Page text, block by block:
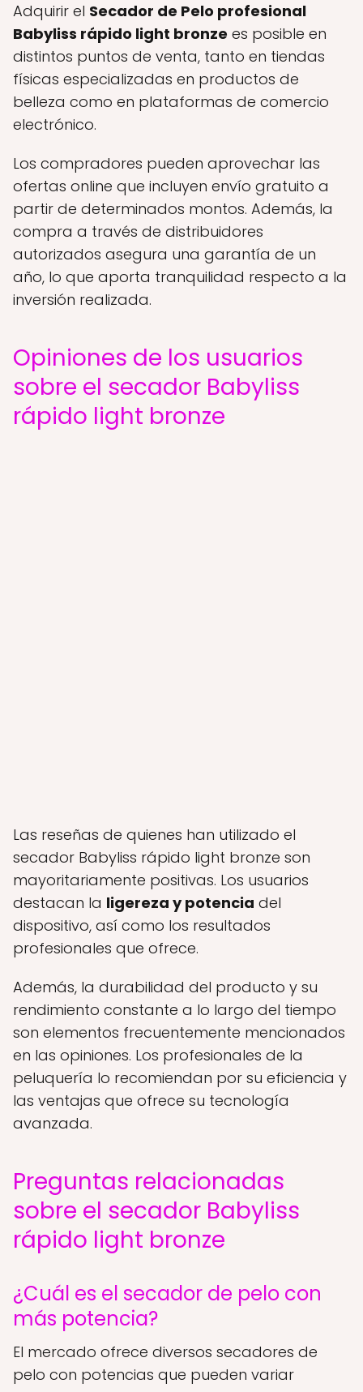
Adquirir el Secador de Pelo profesional
Babyliss rápido light bronze es posible en
distintos puntos de venta, tanto en tiendas
físicas especializadas en productos de
belleza como en plataformas de comercio
electrónico.
Los compradores pueden aprovechar las
ofertas online que incluyen envío gratuito a
partir de determinados montos. Además, la
compra a través de distribuidores
autorizados asegura una garantía de un
año, lo que aporta tranquilidad respecto a la
inversión realizada.
Opiniones de los usuarios
sobre el secador Babyliss
rápido light bronze
Las reseñas de quienes han utilizado el
secador Babyliss rápido light bronze son
mayoritariamente positivas. Los usuarios
destacan la ligereza y potencia del
dispositivo, así como los resultados
profesionales que ofrece.
Además, la durabilidad del producto y su
rendimiento constante a lo largo del tiempo
son elementos frecuentemente mencionados
en las opiniones. Los profesionales de la
peluquería lo recomiendan por su eficiencia y
las ventajas que ofrece su tecnología
avanzada.
Preguntas relacionadas
sobre el secador Babyliss
rápido light bronze
¿Cuál es el secador de pelo con
más potencia?
El mercado ofrece diversos secadores de
pelo con potencias que pueden variar